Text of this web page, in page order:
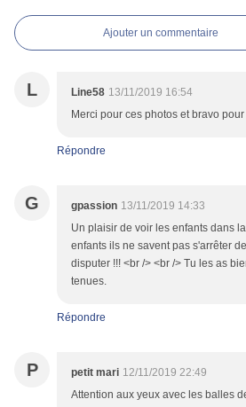
Ajouter un commentaire
L Line58 13/11/2019 16:54
Merci pour ces photos et bravo
Répondre
G gpassion 13/11/2019 14:33
Un plaisir de voir les enfants dans
enfants ils ne savent pas s'arrêter
disputer !!! <br /> <br /> Tu les as
tenues.
Répondre
P petit mari 12/11/2019 22:49
Attention aux yeux avec les balles